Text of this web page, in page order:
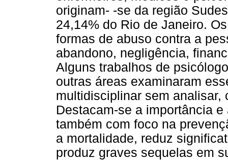
originam- -se da região
24,14% do Rio de Janeiro.
formas de abuso contra a
abandono, negligência,
Alguns trabalhos de
outras áreas examinaram
multidisciplinar sem
Destacam-se a importância
também com foco na
a mortalidade, reduz
produz graves sequelas em